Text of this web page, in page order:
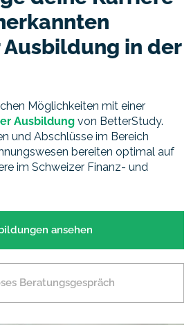
in der
Möglichkeiten mit einer
Ausbildung von BetterStudy.
und Abschlüsse im Bereich
bereiten optimal auf
im Schweizer Finanz- und
ansehen
Beratungsgespräch